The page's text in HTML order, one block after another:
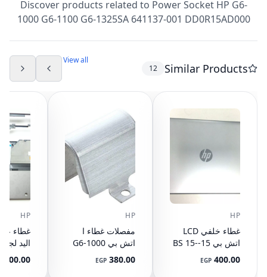
Discover products related to Power Socket HP G6-
1000 G6-1100 G6-1325SA 641137-001 DD0R15AD000
Similar Products
12
View all
HP
غطاء خلفي LCD
اتش بي 15-BS 15-
القطعة L03439-
400.00
EGP
HP
مفصلات غطاء ا
اتش بي G6-1000
641142-001
380.00
EGP
HP
غطاء
اليد
مع تاتش
500.00